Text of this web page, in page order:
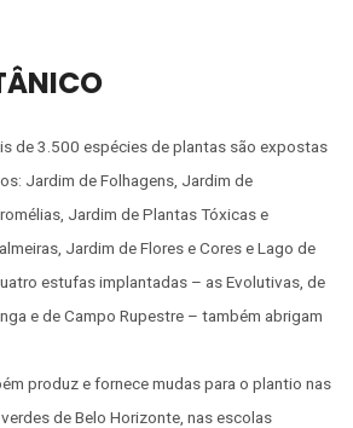
de 3.500 espécies de plantas são expostas
Jardim de Folhagens, Jardim de
Jardim de Plantas Tóxicas e
Jardim de Flores e Cores e Lago de
estufas implantadas – as Evolutivas, de
e de Campo Rupestre – também abrigam
produz e fornece mudas para o plantio nas
de Belo Horizonte, nas escolas